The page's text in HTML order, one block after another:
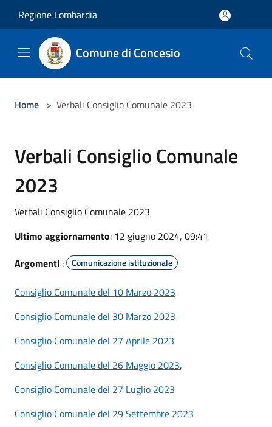
Regione Lombardia
Comune di Concesio
Home > Verbali Consiglio Comunale 2023
Verbali Consiglio Comunale
2023
Verbali Consiglio Comunale 2023
Ultimo aggiornamento: 12 giugno 2024, 09:41
Argomenti : Comunicazione istituzionale
Consiglio Comunale del 10 Marzo 2023
Consiglio Comunale del 30 Marzo 2023
Consiglio Comunale del 27 Aprile 2023
Consiglio Comunale del 26 Maggio 2023,
Consiglio Comunale del 27 Luglio 2023
Consiglio Comunale del 29 Settembre 2023